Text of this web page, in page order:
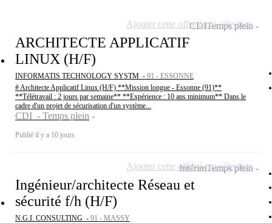
ARCHITECTE APPLICATIF
LINUX (H/F)
INFORMATIS TECHNOLOGY SYSTM - 91 - ESSONNE
# Architecte Applicatif Linux (H/F) **Mission longue - Essonne (91)**
**Télétravail : 2 jours par semaine** **Expérience : 10 ans minimum** Dans le
cadre d'un projet de sécurisation d'un système...
CDI - Temps plein
Publié il y a 10 jours
CDITemps plein
Ajouter cette offre à ma sélection
Ingénieur/architecte Réseau et
sécurité f/h (H/F)
N.G.I. CONSULTING - 91 - MASSY
IntérimTemps plein
Ajouter cette offre à ma sélection